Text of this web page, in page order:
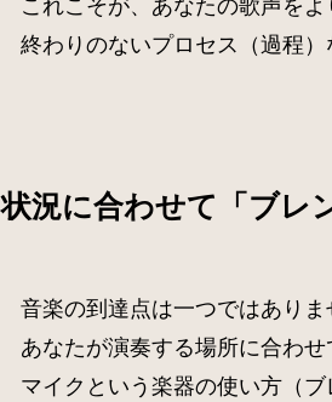
終わりのないプロセス（過程）
状況に合わせて「ブレ
音楽の到達点は一つではありま
あなたが演奏する場所に合わせ
マイクという楽器の使い方（